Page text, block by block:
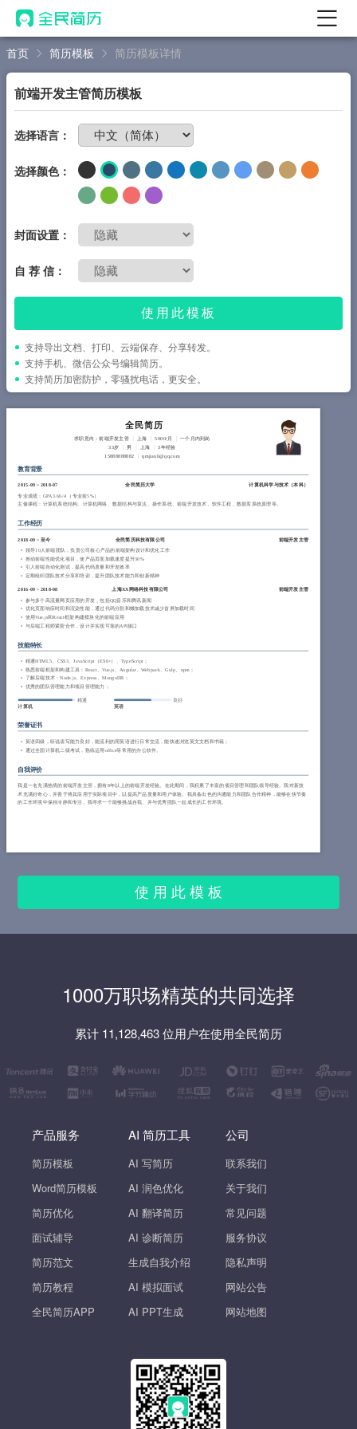
首页
AI 简历工具
AI 优化简历
AI 翻译简历
AI 诊断简历
AI 模拟面试
面试自我介绍
简历教程
登录 / 注册
首页 简历模板 简历模板详情
前端开发主管简历模板
选择语言：
选择颜色：
封面设置：
自 荐 信：
使用此模板
支持导出文档、打印、云端保存、分享转发。
支持手机、微信公众号编辑简历。
支持简历加密防护，零骚扰电话，更安全。
全民简历
求职意向：前端开发主管 上海 5000/月
一个月内到岗
33岁
男 上海 3年经验
15888888882 qmjianli@qq.com
教育背景
2015-09 ~ 2018-07 全民简历大学 计算机科学与技术（本科）
专业成绩：GPA 3.66/4 （专业前5%）
主修课程：计算机系统结构、计算机网络、数据结构与算法、操作系统、前端开发技术、软件工程、数据库系统原理等。
工作经历
2018-09 ~ 至今 全民简历科技有限公司
前端开发主管
领导10人前端团队，负责公司核心产品的前端架构设计和优化工作
推动前端性能优化项目，使产品页面加载速度提升30%
引入前端自动化测试，提高代码质量和开发效率
定期组织团队技术分享和培训，提升团队技术能力和创新精神
2016-09 ~ 2018-08 上海XX网络科技有限公司
前端开发主管
参与多个高流量网页应用的开发，包括QQ音乐和腾讯新闻
优化页面响应时间和渲染性能，通过代码分割和懒加载技术减少首屏加载时间
使用Vue.js和React框架构建模块化的前端应用
与后端工程师紧密合作，设计并实现可靠的API接口
技能特长
精通HTML5、CSS3、JavaScript（ES6+）、TypeScript；
熟悉前端框架和构建工具：React、Vue.js、Angular、Webpack、Gulp、npm；
了解后端技术：Node.js、Express、MongoDB；
优秀的团队管理能力和项目管理能力；
计算机
精通
英语
良好
荣誉证书
英语四级，听说读写能力良好，能流利的用英语进行日常交流，能快速浏览英文文档和书籍；
通过全国计算机二级考试，熟练运用office等常用的办公软件。
自我评价
我是一名充满热情的前端开发主管，拥有8年以上的前端开发经验。在此期间，我积累了丰富的项目管理和团队领导经验。我对新技
术充满好奇心，并善于将其应用于实际项目中，以提高产品质量和用户体验。我具备出色的沟通能力和团队合作精神，能够在快节奏
的工作环境中保持冷静和专注。我寻求一个能够挑战自我、并与优秀团队一起成长的工作环境。
使 用 此 模 板
1000万职场精英的共同选择
累计 11,128,463 位用户在使用全民简历
产品服务
简历模板
Word简历模板
简历优化
面试辅导
简历范文
简历教程
全民简历APP
AI 简历工具
AI 写简历
AI 润色优化
AI 翻译简历
AI 诊断简历
生成自我介绍
AI 模拟面试
AI PPT生成
公司
联系我们
关于我们
常见问题
服务协议
隐私声明
网站公告
网站地图